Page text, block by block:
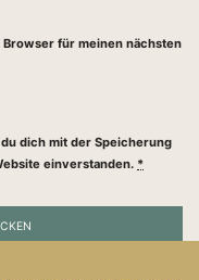
Browser für meinen nächsten
dich mit der Speicherung
einverstanden. *